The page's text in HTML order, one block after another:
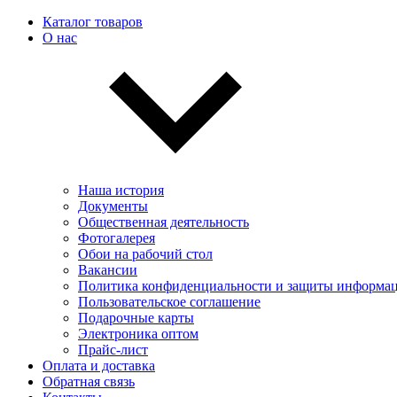
Каталог товаров
О нас
Наша история
Документы
Общественная деятельность
Фотогалерея
Обои на рабочий стол
Вакансии
Политика конфиденциальности и защиты
Пользовательскоe соглашение
Подарочные карты
Электроника оптом
Прайс-лист
Оплата и доставка
Обратная связь